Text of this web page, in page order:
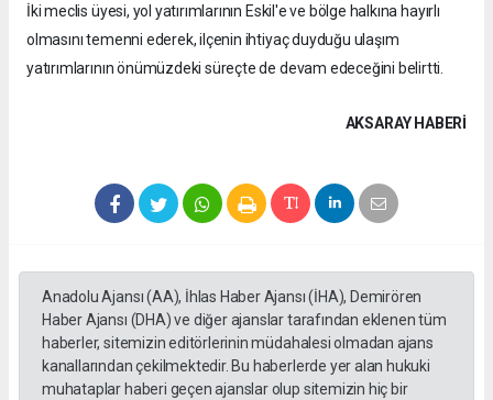
İki meclis üyesi, yol yatırımlarının Eskil'e ve bölge halkına hayırlı
olmasını temenni ederek, ilçenin ihtiyaç duyduğu ulaşım
yatırımlarının önümüzdeki süreçte de devam edeceğini belirtti.
AKSARAY HABERİ
Anadolu Ajansı (AA), İhlas Haber Ajansı (İHA), Demirören
Haber Ajansı (DHA) ve diğer ajanslar tarafından eklenen tüm
haberler, sitemizin editörlerinin müdahalesi olmadan ajans
kanallarından çekilmektedir. Bu haberlerde yer alan hukuki
muhataplar haberi geçen ajanslar olup sitemizin hiç bir